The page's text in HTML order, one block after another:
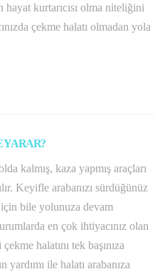
hayat kurtarıcısı olma niteliğini
çekme halatı olmadan yola
YARAR?
kalmış, kaza yapmış araçları
Keyifle arabanızı sürdüğünüz
bile yolunuza devam
en çok ihtiyacınız olan
halatını tek başınıza
yardımı ile halatı arabanıza